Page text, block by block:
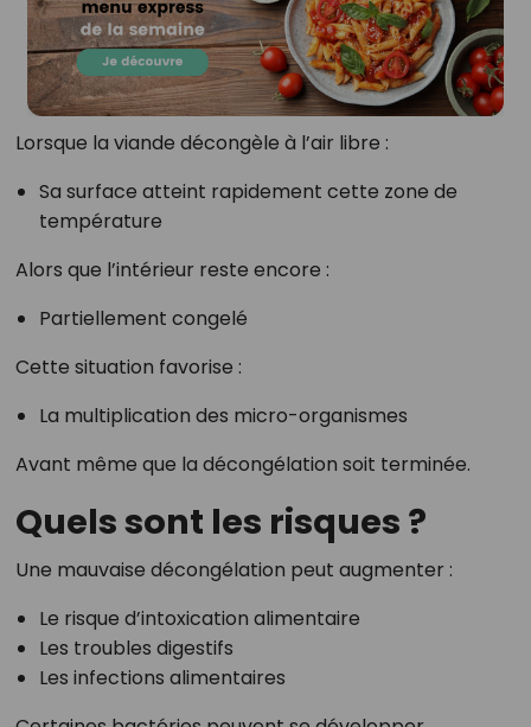
Lorsque la viande décongèle à l’air libre :
Sa surface atteint rapidement cette zone de
température
Alors que l’intérieur reste encore :
Partiellement congelé
Cette situation favorise :
La multiplication des micro-organismes
Avant même que la décongélation soit terminée.
Quels sont les risques ?
Une mauvaise décongélation peut augmenter :
Le risque d’intoxication alimentaire
Les troubles digestifs
Les infections alimentaires